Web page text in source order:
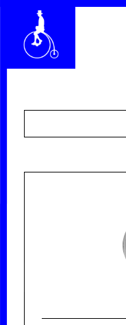
CHI SIAMO
SEGUICI
SCOPRI
RACCONTI